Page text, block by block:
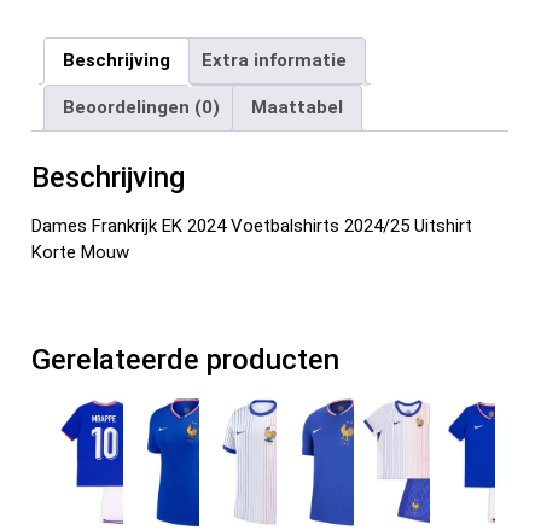
ce
b
o
o
k
tt
er
ail er
es
t
d
di
t
ke
dI
n
e
n
Beschrijving Extra informatie
Beoordelingen (0) Maattabel
Beschrijving
Dames Frankrijk EK 2024 Voetbalshirts 2024/25 Uitshirt
Korte Mouw
Gerelateerde producten